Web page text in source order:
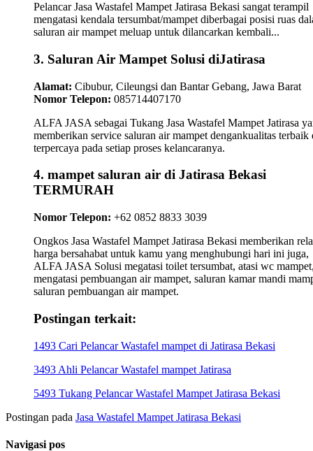
Pelancar Jasa Wastafel Mampet Jatirasa Bekasi sangat terampil
mengatasi kendala tersumbat/mampet diberbagai posisi ruas
saluran air mampet meluap untuk dilancarkan kembali...
3. Saluran Air Mampet Solusi diJatirasa
Alamat: Cibubur, Cileungsi dan Bantar Gebang, Jawa Barat
Nomor Telepon: 085714407170
ALFA JASA sebagai Tukang Jasa Wastafel Mampet Jatirasa
memberikan service saluran air mampet dengankualitas terbaik
terpercaya pada setiap proses kelancaranya.
4. mampet saluran air di Jatirasa Bekasi
TERMURAH
Nomor Telepon: +62 0852 8833 3039
Ongkos Jasa Wastafel Mampet Jatirasa Bekasi memberikan
harga bersahabat untuk kamu yang menghubungi hari ini juga,
ALFA JASA Solusi megatasi toilet tersumbat, atasi wc
mengatasi pembuangan air mampet, saluran kamar mandi
saluran pembuangan air mampet.
Postingan terkait:
1493 Cari Pelancar Wastafel mampet di Jatirasa Bekasi
3493 Ahli Pelancar Wastafel mampet Jatirasa
5493 Tukang Pelancar Wastafel Mampet Jatirasa Bekasi
Postingan pada Jasa Wastafel Mampet Jatirasa Bekasi
Navigasi pos